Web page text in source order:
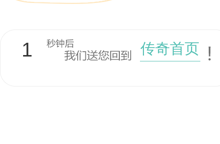
1 传奇首页